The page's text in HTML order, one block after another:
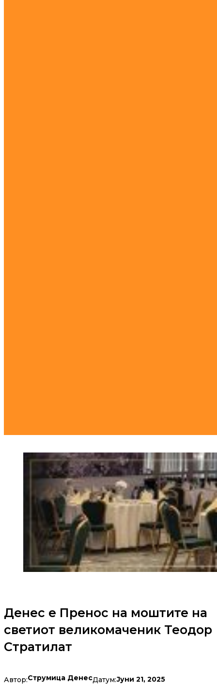
Денес е Пренос на моштите на
светиот великомаченик Теодор
Стратилат
Автор:Струмица ДенесДатум:Јуни 21, 2025